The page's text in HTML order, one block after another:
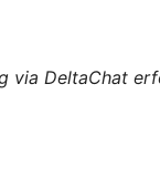
via DeltaChat